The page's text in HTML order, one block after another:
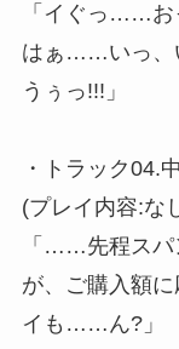
「イぐっ……
はぁ……いっ、
うぅっ!!!」
・トラック04.
(プレイ内容:な
「……先程スパ
が、ご購入額
イも……ん?」